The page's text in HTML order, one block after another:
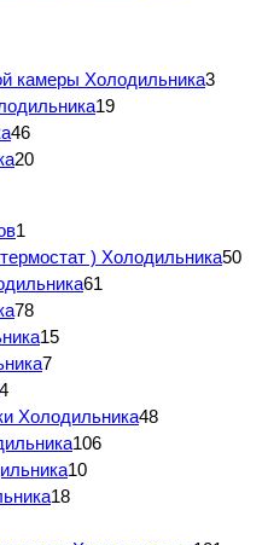
камеры Холодильника3
19
46
20
1
) Холодильника50
61
78
15
7
4
Холодильника48
106
10
18